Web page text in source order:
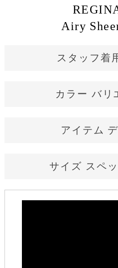
Airy
スタッフ着
骨格タイプ
着用サイ
バスト周り：
ウェスト周り
カラー バリ
アイテム
「ボレロ」
サイズ スペ